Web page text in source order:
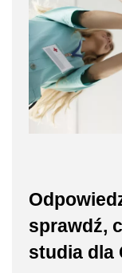
sprawdź,
studia dla